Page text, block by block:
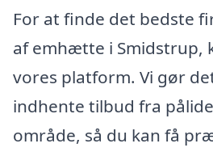
For at finde det bedste
af emhætte i Smidstrup,
vores platform. Vi gør
indhente tilbud fra
område, så du kan få